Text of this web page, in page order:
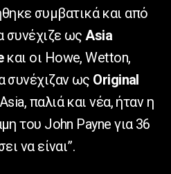
συμβατικά και από
συνέχιζε ως Asia
και οι Howe, Wetton,
συνέχιζαν ως Original
παλιά και νέα, ήταν η
του John Payne για 36
να είναι”.